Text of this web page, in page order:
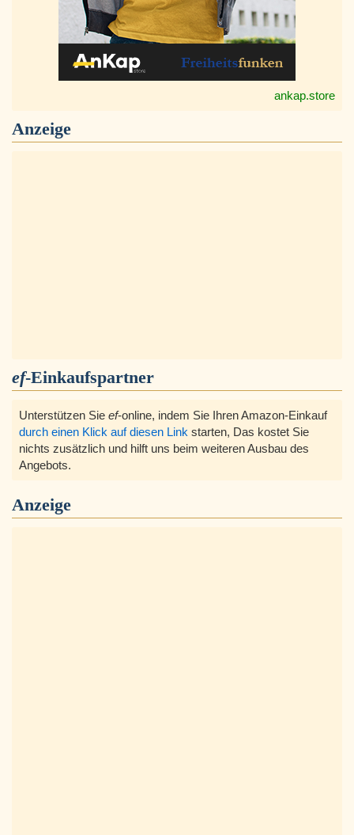
ankap.store
Anzeige
ef-Einkaufspartner
Unterstützen Sie ef-online, indem Sie Ihren Amazon-Einkauf
durch einen Klick auf diesen Link starten, Das kostet Sie
nichts zusätzlich und hilft uns beim weiteren Ausbau des
Angebots.
Anzeige